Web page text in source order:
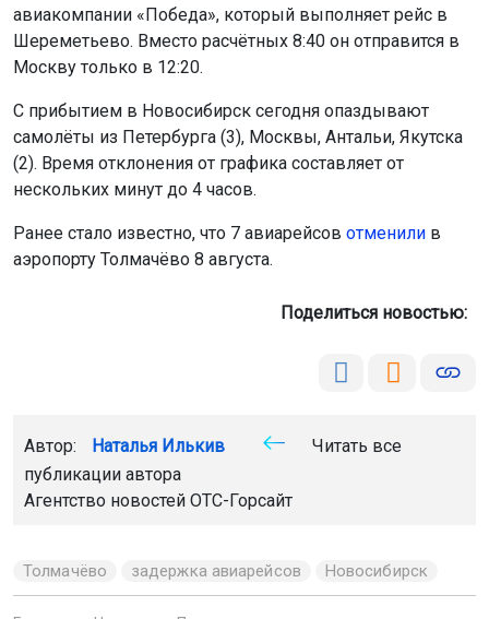
авиакомпании «Победа», который выполняет рейс в
Шереметьево. Вместо расчётных 8:40 он отправится в
Москву только в 12:20.
С прибытием в Новосибирск сегодня опаздывают
самолёты из Петербурга (3), Москвы, Антальи, Якутска
(2). Время отклонения от графика составляет от
нескольких минут до 4 часов.
Ранее стало известно, что 7 авиарейсов отменили в
аэропорту Толмачёво 8 августа.
Поделиться новостью:
Автор: Наталья Илькив
Читать все
публикации автора
Агентство новостей ОТС-Горсайт
Толмачёво задержка авиарейсов Новосибирск